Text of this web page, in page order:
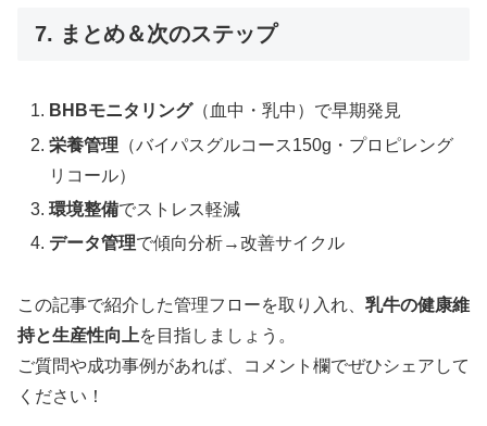
7. まとめ＆次のステップ
BHBモニタリング（血中・乳中）で早期発見
栄養管理 （バイパスグルコース150g・プロピレング
リコール）
環境整備でストレス軽減
データ管理で傾向分析→改善サイクル
この記事で紹介した管理フローを取り入れ、 乳牛の健康維
持と生産性向上を目指しましょう。
ご質問や成功事例があれば、コメント欄でぜひシェアして
ください！